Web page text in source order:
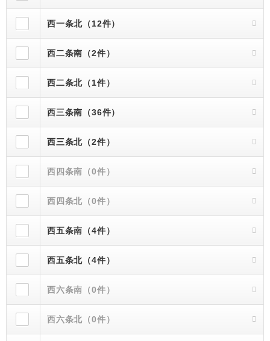
西一条北（12件）
西二条南（2件）
西二条北（1件）
西三条南（36件）
西三条北（2件）
西四条南（0件）
西四条北（0件）
西五条南（4件）
西五条北（4件）
西六条南（0件）
西六条北（0件）